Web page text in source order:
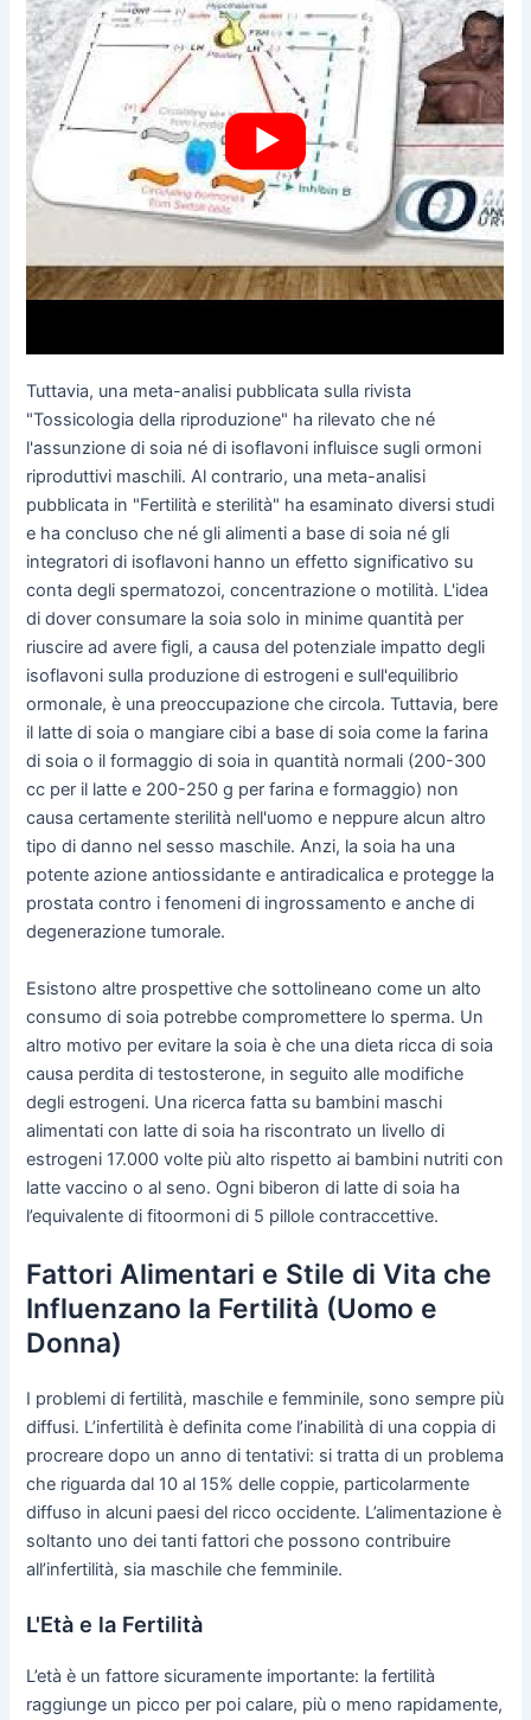
Tuttavia, una meta-analisi pubblicata sulla rivista
"Tossicologia della riproduzione" ha rilevato che né
l'assunzione di soia né di isoflavoni influisce sugli ormoni
riproduttivi maschili. Al contrario, una meta-analisi
pubblicata in "Fertilità e sterilità" ha esaminato diversi studi
e ha concluso che né gli alimenti a base di soia né gli
integratori di isoflavoni hanno un effetto significativo su
conta degli spermatozoi, concentrazione o motilità. L'idea
di dover consumare la soia solo in minime quantità per
riuscire ad avere figli, a causa del potenziale impatto degli
isoflavoni sulla produzione di estrogeni e sull'equilibrio
ormonale, è una preoccupazione che circola. Tuttavia, bere
il latte di soia o mangiare cibi a base di soia come la farina
di soia o il formaggio di soia in quantità normali (200-300
cc per il latte e 200-250 g per farina e formaggio) non
causa certamente sterilità nell'uomo e neppure alcun altro
tipo di danno nel sesso maschile. Anzi, la soia ha una
potente azione antiossidante e antiradicalica e protegge la
prostata contro i fenomeni di ingrossamento e anche di
degenerazione tumorale.
Esistono altre prospettive che sottolineano come un alto
consumo di soia potrebbe compromettere lo sperma. Un
altro motivo per evitare la soia è che una dieta ricca di soia
causa perdita di testosterone, in seguito alle modifiche
degli estrogeni. Una ricerca fatta su bambini maschi
alimentati con latte di soia ha riscontrato un livello di
estrogeni 17.000 volte più alto rispetto ai bambini nutriti con
latte vaccino o al seno. Ogni biberon di latte di soia ha
l’equivalente di fitoormoni di 5 pillole contraccettive.
Fattori Alimentari e Stile di Vita che
Influenzano la Fertilità (Uomo e
Donna)
I problemi di fertilità, maschile e femminile, sono sempre più
diffusi. L’infertilità è definita come l’inabilità di una coppia di
procreare dopo un anno di tentativi: si tratta di un problema
che riguarda dal 10 al 15% delle coppie, particolarmente
diffuso in alcuni paesi del ricco occidente. L’alimentazione è
soltanto uno dei tanti fattori che possono contribuire
all’infertilità, sia maschile che femminile.
L'Età e la Fertilità
L’età è un fattore sicuramente importante: la fertilità
raggiunge un picco per poi calare, più o meno rapidamente,